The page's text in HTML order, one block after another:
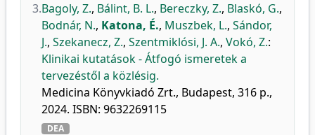
3.Bagoly, Z., Bálint, B. L., Bereczky, Z., Blaskó, G.,
Bodnár, N., Katona, É., Muszbek, L., Sándor,
J., Szekanecz, Z., Szentmiklósi, J. A., Vokó, Z.:
Klinikai kutatások - Átfogó ismeretek a
tervezéstől a közlésig.
Medicina Könyvkiadó Zrt., Budapest, 316 p.,
2024. ISBN: 9632269115
DEA